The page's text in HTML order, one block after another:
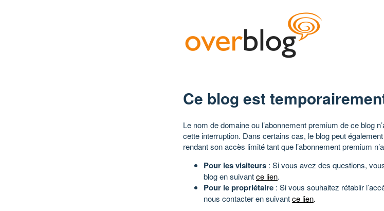
Ce blog est
Le nom de domaine ou l’abonnement premium de ce blog
cette interruption. Dans certains cas, le blog peut
rendant son accès limité tant que l’abonnement premium
Pour les visiteurs : Si vous avez des questions,
blog en suivantce lien.
Pour le propriétaire : Si vous souhaitez rétablir
nous contacter en suivantce lien.